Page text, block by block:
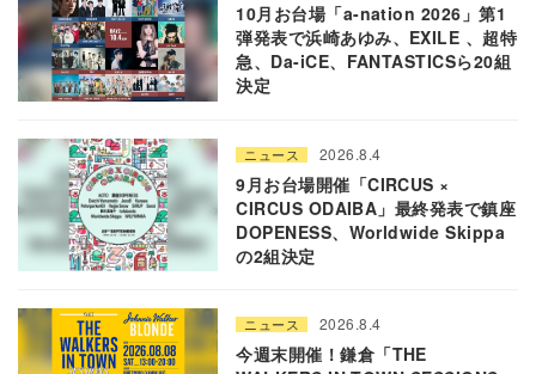
10月お台場「a-nation 2026」第1
弾発表で浜崎あゆみ、EXILE 、超特
急、Da-iCE、FANTASTICSら20組
決定
ニュース 2026.8.4
9月お台場開催「CIRCUS ×
CIRCUS ODAIBA」最終発表で鎮座
DOPENESS、Worldwide Skippa
の2組決定
ニュース 2026.8.4
今週末開催！鎌倉「THE